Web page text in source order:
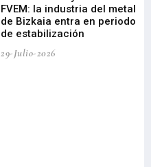
FVEM: la industria del metal
de Bizkaia entra en periodo
de estabilización
29-Julio-2026